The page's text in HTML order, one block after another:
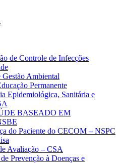
de Controle de Infecções
Ambiental
Permanente
Epidemiológica, Sanitária e
BASEADO EM
do Paciente do CECOM – NSPC
Avaliação – CSA
Prevenção à Doenças e